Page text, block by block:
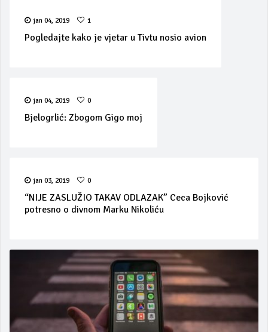
jan 04, 2019 1
Pogledajte kako je vjetar u Tivtu nosio avion
jan 04, 2019 0
Bjelogrlić: Zbogom Gigo moj
jan 03, 2019 0
“NIJE ZASLUŽIO TAKAV ODLAZAK” Ceca Bojković
potresno o divnom Marku Nikoliću